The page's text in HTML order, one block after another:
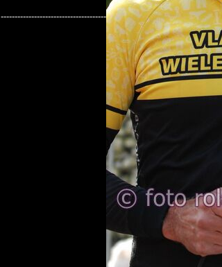
--------------------------------------